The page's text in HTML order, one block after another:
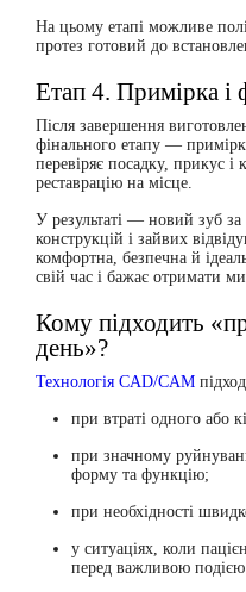
На цьому етапі можливе
протез готовий до
Етап 4. Примірка і
Після завершення
фінального етапу —
перевіряє посадку, прикус і
реставрацію на місце.
У результаті — новий зуб
конструкцій і зайвих
комфортна, безпечна й
свій час і бажає отримати
Кому підходить
день»?
Технологія CAD/CAM
при втраті одного або
при значному
форму та функцію;
при необхідності
у ситуаціях, коли
перед важливою